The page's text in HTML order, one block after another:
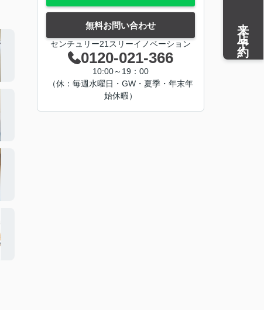
無料お問い合わせ
センチュリー21スリーイノベーション
0120-021-366
10:00～19：00
（休：毎週水曜日・GW・夏季・年末年
始休暇）
来店予約